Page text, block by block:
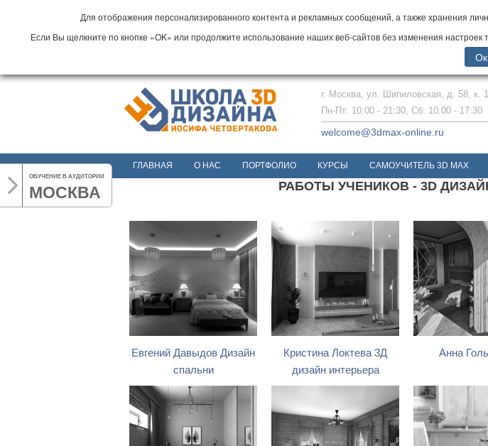
Для отображения персонализированного контента и рекламных сообщений, а также хранения
Если Вы щелкните по кнопке «OK» или продолжите использование наших веб-сайтов без изменения
Ок
г. Москва, ул. Шипиловская, д. 58, к. 1
Пн-Пт: 10:00 - 21:30, Сб: 10:00 - 17:30
welcome@3dmax-online.ru
ГЛАВНАЯ О НАС ПОРТФОЛИО КУРСЫ САМОУЧИТЕЛЬ 3D MAX
РАБОТЫ УЧЕНИКОВ - 3D
Евгений Давыдов Дизайн
спальни
Кристина Локтева 3Д
дизайн интерьера
Анна
ОБУЧЕНИЕ В АУДИТОРИИ
МОСКВА